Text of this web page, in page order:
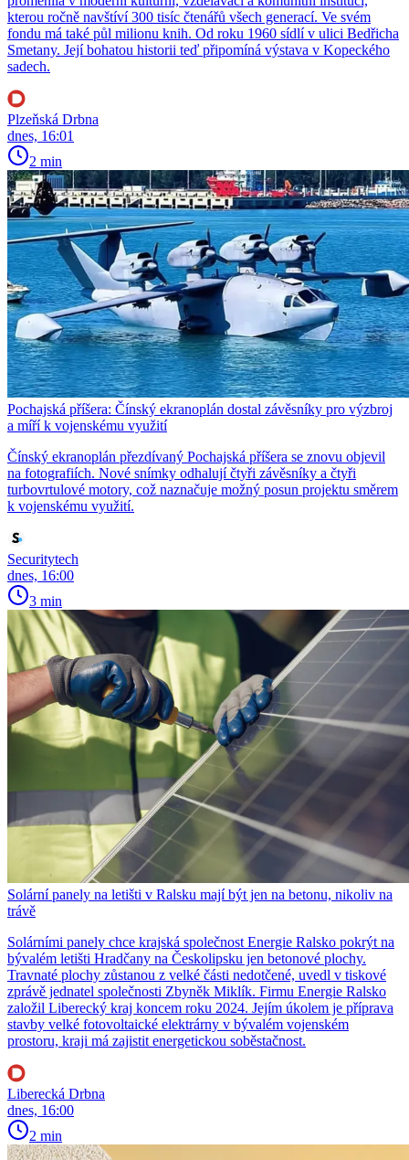
kterou ročně navštíví 300 tisíc čtenářů všech generací. Ve svém
fondu má také půl milionu knih. Od roku 1960 sídlí v ulici Bedřicha
Smetany. Její bohatou historii teď připomíná výstava v Kopeckého
sadech.
Plzeňská Drbna
dnes, 16:01
2 min
Pochajská příšera: Čínský ekranoplán dostal závěsníky pro výzbroj
a míří k vojenskému využití
Čínský ekranoplán přezdívaný Pochajská příšera se znovu objevil
na fotografiích. Nové snímky odhalují čtyři závěsníky a čtyři
turbovrtulové motory, což naznačuje možný posun projektu směrem
k vojenskému využití.
Securitytech
dnes, 16:00
3 min
Solární panely na letišti v Ralsku mají být jen na betonu, nikoliv na
trávě
Solárními panely chce krajská společnost Energie Ralsko pokrýt na
bývalém letišti Hradčany na Českolipsku jen betonové plochy.
Travnaté plochy zůstanou z velké části nedotčené, uvedl v tiskové
zprávě jednatel společnosti Zbyněk Miklík. Firmu Energie Ralsko
založil Liberecký kraj koncem roku 2024. Jejím úkolem je příprava
stavby velké fotovoltaické elektrárny v bývalém vojenském
prostoru, kraji má zajistit energetickou soběstačnost.
Liberecká Drbna
dnes, 16:00
2 min